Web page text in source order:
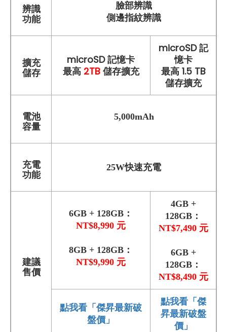
辨識
功能
臉部辨識
側邊指紋辨識
擴充
儲存
microSD 記憶卡
最高2TB 儲存擴充
microSD 記
憶卡
最高 1.5 TB
儲存擴充
電池
容量
5,000mAh
充電
功能
25W快速充電
建議
售價
6GB + 128GB：
NT$8,990 元
8GB + 128GB：
NT$9,990 元
4GB +
128GB：
NT$7,490 元
6GB +
128GB：
NT$8,490 元
點我看「傑昇最新破
盤價」
點我看「傑
昇最新破盤
價」